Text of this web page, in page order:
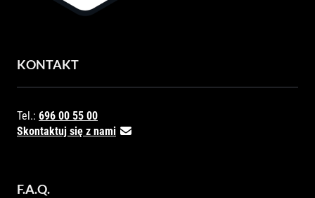
KONTAKT
Tel.: 696 00 55 00
Skontaktuj się z nami
F.A.Q.